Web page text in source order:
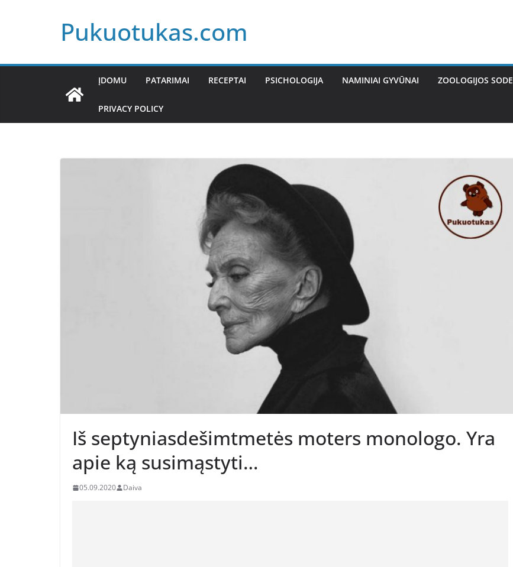
Pukuotukas.com
ĮDOMU PATARIMAI RECEPTAI PSICHOLOGIJA NAMINIAI GYVŪNAI ZOOLOGIJOS SODE
PRIVACY POLICY
Iš septyniasdešimtmetės moters monologo. Yra
apie ką susimąstyti…
05.09.2020 Daiva